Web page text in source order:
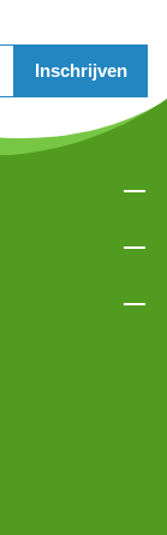
Inschrijven